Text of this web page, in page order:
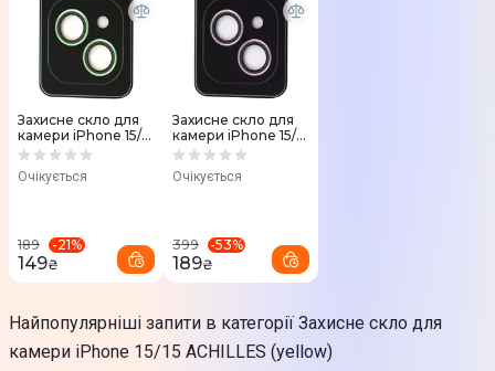
Захисне скло для
камери iPhone 15/15
Plus ACHILLES
Очікується
189 -21%
149₴
Захисне скло для
камери iPhone 15/15
Plus ACHILLES (pink)
Очікується
399 -53%
189₴
Найпопулярніші запити в категорії Захисне скло для
камери iPhone 15/15 ACHILLES (yellow)